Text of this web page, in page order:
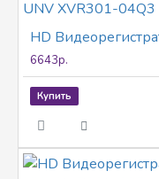
6643р.
Купить